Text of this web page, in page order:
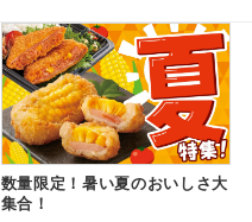
数量限定！暑い夏のおいしさ大
集合！